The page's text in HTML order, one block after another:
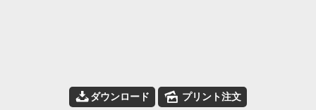
📥ダウンロード 🌄 プリント注文